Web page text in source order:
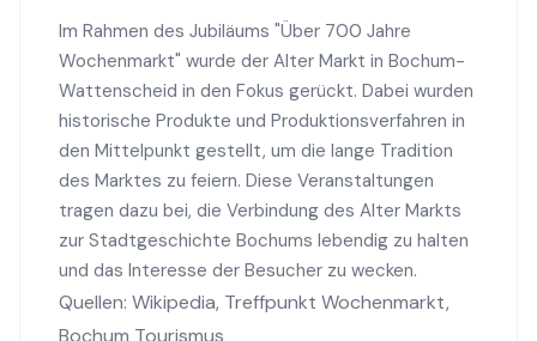
Im Rahmen des Jubiläums "Über 700 Jahre
Wochenmarkt" wurde der Alter Markt in Bochum-
Wattenscheid in den Fokus gerückt. Dabei wurden
historische Produkte und Produktionsverfahren in
den Mittelpunkt gestellt, um die lange Tradition
des Marktes zu feiern. Diese Veranstaltungen
tragen dazu bei, die Verbindung des Alter Markts
zur Stadtgeschichte Bochums lebendig zu halten
und das Interesse der Besucher zu wecken.
Quellen: Wikipedia, Treffpunkt Wochenmarkt,
Bochum Tourismus